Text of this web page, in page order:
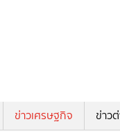
ข่าวเศรษฐกิจ ข่าว